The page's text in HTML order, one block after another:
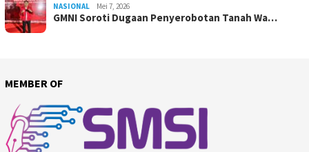
NASIONAL Mei 7, 2026
GMNI Soroti Dugaan Penyerobotan Tanah Wa…
MEMBER OF